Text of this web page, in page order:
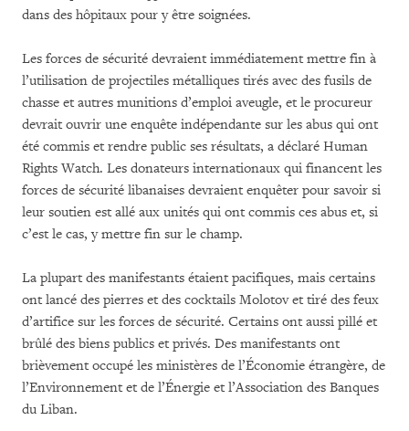
dans des hôpitaux pour y être soignées.
Les forces de sécurité devraient immédiatement mettre fin à
l’utilisation de projectiles métalliques tirés avec des fusils de
chasse et autres munitions d’emploi aveugle, et le procureur
devrait ouvrir une enquête indépendante sur les abus qui ont
été commis et rendre public ses résultats, a déclaré Human
Rights Watch. Les donateurs internationaux qui financent les
forces de sécurité libanaises devraient enquêter pour savoir si
leur soutien est allé aux unités qui ont commis ces abus et, si
c’est le cas, y mettre fin sur le champ.
La plupart des manifestants étaient pacifiques, mais certains
ont lancé des pierres et des cocktails Molotov et tiré des feux
d’artifice sur les forces de sécurité. Certains ont aussi pillé et
brûlé des biens publics et privés. Des manifestants ont
brièvement occupé les ministères de l’Économie étrangère, de
l’Environnement et de l’Énergie et l’Association des Banques
du Liban.